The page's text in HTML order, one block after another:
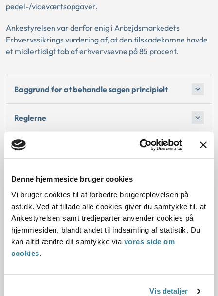
Denne hjemmeside bruger cookies
Vi bruger cookies til at forbedre brugeroplevelsen på
ast.dk. Ved at tillade alle cookies giver du samtykke til, at
Ankestyrelsen samt tredjeparter anvender cookies på
hjemmesiden, blandt andet til indsamling af statistik. Du
kan altid ændre dit samtykke via vores side om
cookies.
Vis detaljer
pedel-/viceværtsopgaver.
Ankestyrelsen var derfor enig i Arbejdsmarkedets
Erhvervssikrings vurdering af, at den tilskadekomne havde
et midlertidigt tab af erhvervsevne på 85 procent.
Baggrund for at behandle sagen principielt
Reglerne
Den konkrete afgørelse
Begrundelsen for afgørelsen
Dato for underskrift
19.07.2017